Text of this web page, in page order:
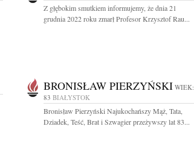
Z głębokim smutkiem informujemy, że dnia 21
grudnia 2022 roku zmarł Profesor Krzysztof Rau...
BRONISŁAW PIERZYŃSKI WIEK:
83 BIAŁYSTOK
Bronisław Pierzyński Najukochańszy Mąż, Tata,
Dziadek, Teść, Brat i Szwagier przeżywszy lat 83...